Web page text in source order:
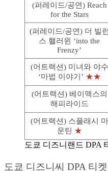
(퍼레이드/공연) Reach
for the Stars
(퍼레이드/공연) 더 빌런
스 핼러윈 ‘into the
Frenzy’
(어트랙션) 미녀와 야수
‘마법 이야기’ ★★
(어트랙션) 베이맥스의
해피라이드
(어트랙션) 스플래시 마
운틴 ★
도쿄 디즈니랜드 DPA
도쿄 디즈니씨 DPA 티